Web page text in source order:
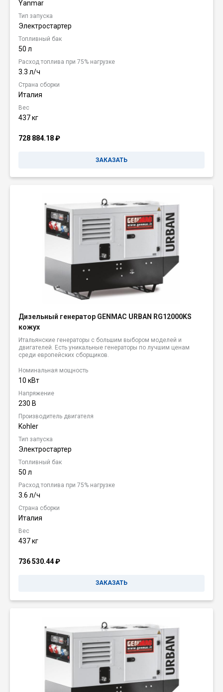
Yanmar
Тип запуска
Электростартер
Топливный бак
50 л
Расход топлива при 75% нагрузке
3.3 л/ч
Страна сборки
Италия
Вес
437 кг
728 884.18₽
ЗАКАЗАТЬ
Дизельный генератор GENMAC URBAN RG12000KS
кожух
Итальянские генераторы с большим выбором моделей и
двигателей. Есть уникальные генераторы по лучшим ценам
среди европейских сборщиков.
Номинальная мощность
10 кВт
Напряжение
230 В
Производитель двигателя
Kohler
Тип запуска
Электростартер
Топливный бак
50 л
Расход топлива при 75% нагрузке
3.6 л/ч
Страна сборки
Италия
Вес
437 кг
736 530.44₽
ЗАКАЗАТЬ